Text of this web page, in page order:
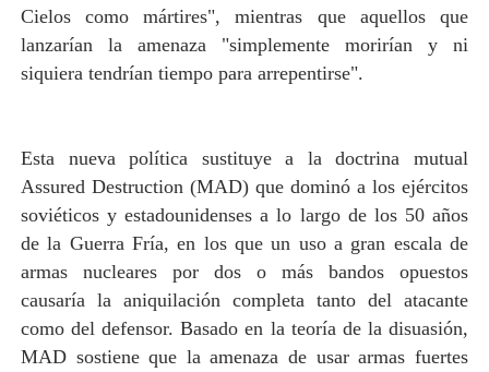
Cielos como mártires", mientras que aquellos que
lanzarían la amenaza "simplemente morirían y ni
siquiera tendrían tiempo para arrepentirse".
Esta nueva política sustituye a la doctrina mutual
Assured Destruction (MAD) que dominó a los ejércitos
soviéticos y estadounidenses a lo largo de los 50 años
de la Guerra Fría, en los que un uso a gran escala de
armas nucleares por dos o más bandos opuestos
causaría la aniquilación completa tanto del atacante
como del defensor. Basado en la teoría de la disuasión,
MAD sostiene que la amenaza de usar armas fuertes